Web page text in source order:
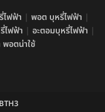
ไฟฟ้า | พอต บุหรี่ไฟฟ้า |
ไฟฟ้า | อะตอมบุหรี่ไฟฟ้า |
พอตน่าใช้